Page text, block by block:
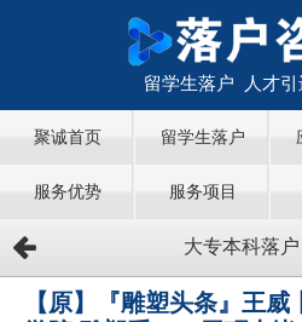
留学生落户 人才
聚诚首页 留学生落户
服务优势 服务项目
大专本科落户
【原】『雕塑头条』王